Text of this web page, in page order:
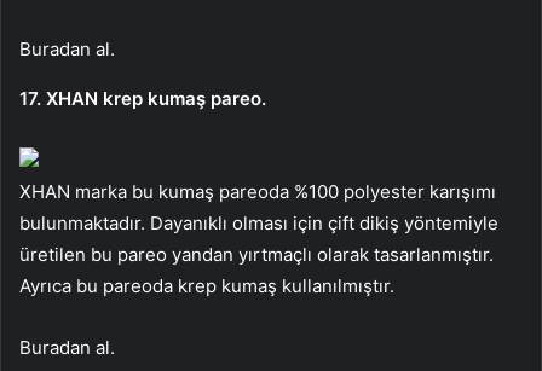
Buradan al.
17. XHAN krep kumaş pareo.
XHAN marka bu kumaş pareoda %100 polyester karışımı
bulunmaktadır. Dayanıklı olması için çift dikiş yöntemiyle
üretilen bu pareo yandan yırtmaçlı olarak tasarlanmıştır.
Ayrıca bu pareoda krep kumaş kullanılmıştır.
Buradan al.